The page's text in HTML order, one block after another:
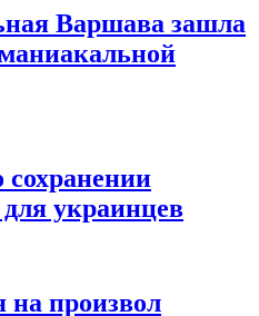
Варшава зашла
сохранении
для украинцев
на произвол